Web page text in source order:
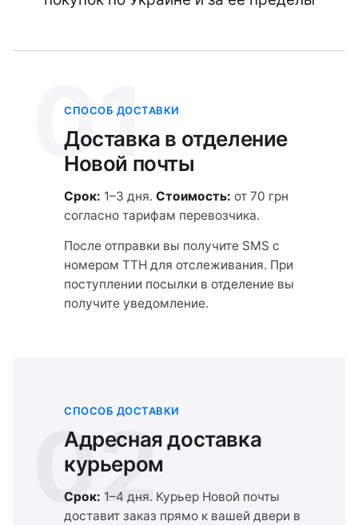
01
СПОСОБ ДОСТАВКИ
Доставка в отделение
Новой почты
Срок: 1–3 дня. Стоимость: от 70 грн
согласно тарифам перевозчика.
После отправки вы получите SMS с
номером ТТН для отслеживания. При
поступлении посылки в отделение вы
получите уведомление.
02
СПОСОБ ДОСТАВКИ
Адресная доставка
курьером
Срок: 1–4 дня. Курьер Новой почты
доставит заказ прямо к вашей двери в